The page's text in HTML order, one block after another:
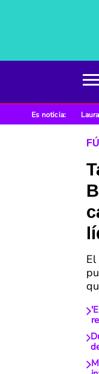
Es noticia: